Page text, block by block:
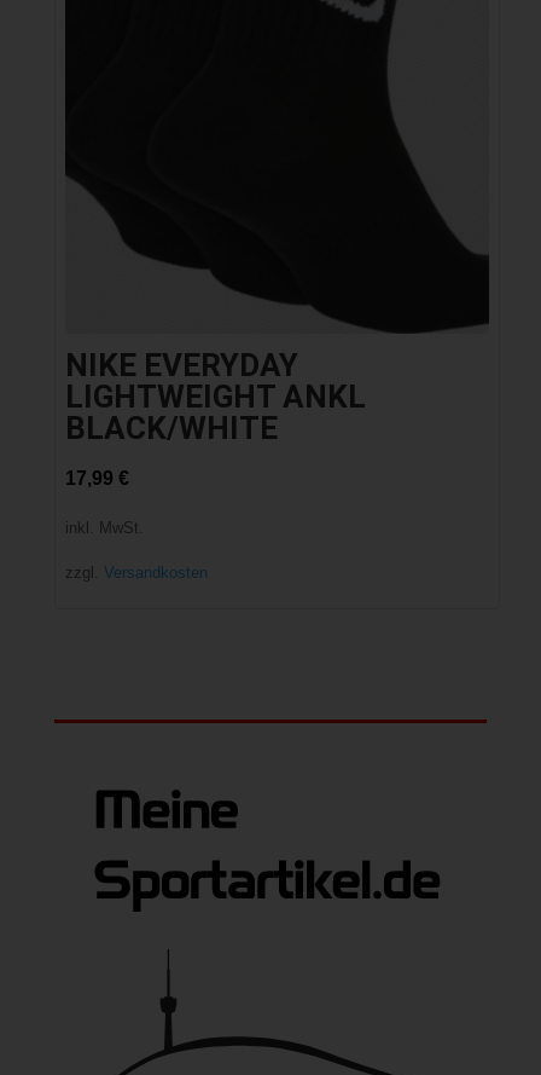
NIKE EVERYDAY
LIGHTWEIGHT ANKL
BLACK/WHITE
17,99 €
inkl. MwSt.
zzgl. Versandkosten